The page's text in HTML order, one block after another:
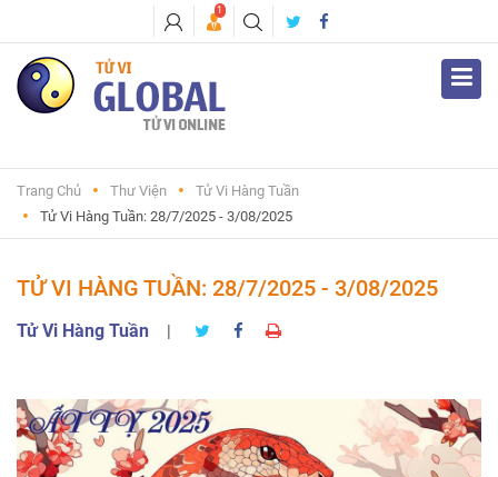
1
Trang Chủ Thư Viện
Tử Vi Hàng Tuần
Tử Vi Hàng Tuần: 28/7/2025 - 3/08/2025
TỬ VI HÀNG TUẦN: 28/7/2025 - 3/08/2025
Tử Vi Hàng Tuần |